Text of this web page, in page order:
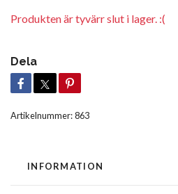
Produkten är tyvärr slut i lager. :(
Dela
Artikelnummer:863
INFORMATION